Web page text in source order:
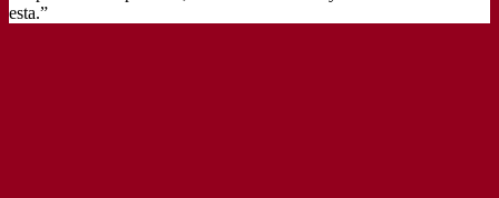
esta.”